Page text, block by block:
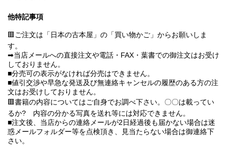
他特記事項
🟥ご注文は「日本の古本屋」の「買い物かご」からお願いしま
す。
➡当店メールへの直接注文や電話・FAX・葉書での御注文はお受け
しておりません。
■分売可の表示がなければ分売はできません。
■値引交渉や早急な発送及び無連絡キャンセルの履歴のある方の注
文はお受けしておりません。
🟥書籍の内容についてはご自身でお調べ下さい。〇〇は載ってい
るか? 内容の分かる写真を送れ等には対応できません。
■注文後、当店からの連絡メールが2日経過後も届かない場合は迷
惑メールフォルダー等を点検頂き、見当たらない場合は御連絡下
さい。